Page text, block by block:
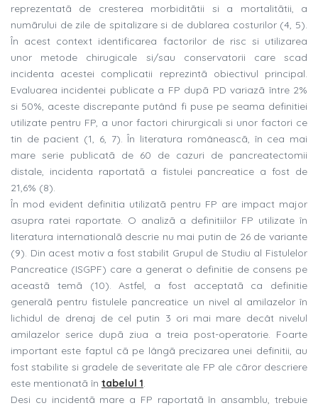
reprezentatã de cresterea morbiditãtii si a mortalitãtii, a
numãrului de zile de spitalizare si de dublarea costurilor (4, 5).
În acest context identificarea factorilor de risc si utilizarea
unor metode chirugicale si/sau conservatorii care scad
incidenta acestei complicatii reprezintã obiectivul principal.
Evaluarea incidentei publicate a FP dupã PD variazã între 2%
si 50%, aceste discrepante putând fi puse pe seama definitiei
utilizate pentru FP, a unor factori chirurgicali si unor factori ce
tin de pacient (1, 6, 7). În literatura româneascã, în cea mai
mare serie publicatã de 60 de cazuri de pancreatectomii
distale, incidenta raportatã a fistulei pancreatice a fost de
21,6% (8).
În mod evident definitia utilizatã pentru FP are impact major
asupra ratei raportate. O analizã a definitiilor FP utilizate în
literatura internationalã descrie nu mai putin de 26 de variante
(9). Din acest motiv a fost stabilit Grupul de Studiu al Fistulelor
Pancreatice (ISGPF) care a generat o definitie de consens pe
aceastã temã (10). Astfel, a fost acceptatã ca definitie
generalã pentru fistulele pancreatice un nivel al amilazelor în
lichidul de drenaj de cel putin 3 ori mai mare decât nivelul
amilazelor serice dupã ziua a treia post-operatorie. Foarte
important este faptul cã pe lângã precizarea unei definitii, au
fost stabilite si gradele de severitate ale FP ale cãror descriere
este mentionatã în tabelul 1.
Desi cu incidentã mare a FP raportatã în ansamblu, trebuie